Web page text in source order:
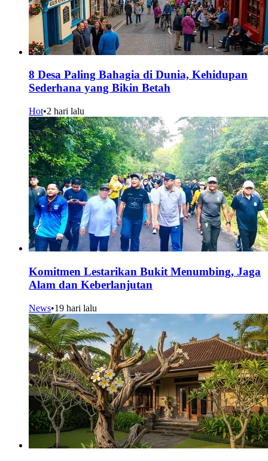
8 Desa Paling Bahagia di Dunia, Kehidupan
Sederhana yang Bikin Betah
Hot•2 hari lalu
Komitmen Lestarikan Bukit Menumbing, Jaga
Alam dan Keberlanjutan
News•19 hari lalu